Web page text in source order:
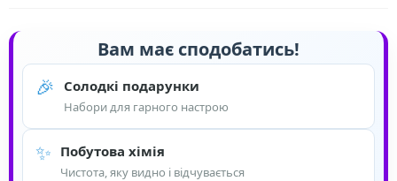
Вам має сподобатись!
🎉 Солодкі подарунки
Набори для гарного настрою
✨ Побутова хімія
Чистота, яку видно і відчувається